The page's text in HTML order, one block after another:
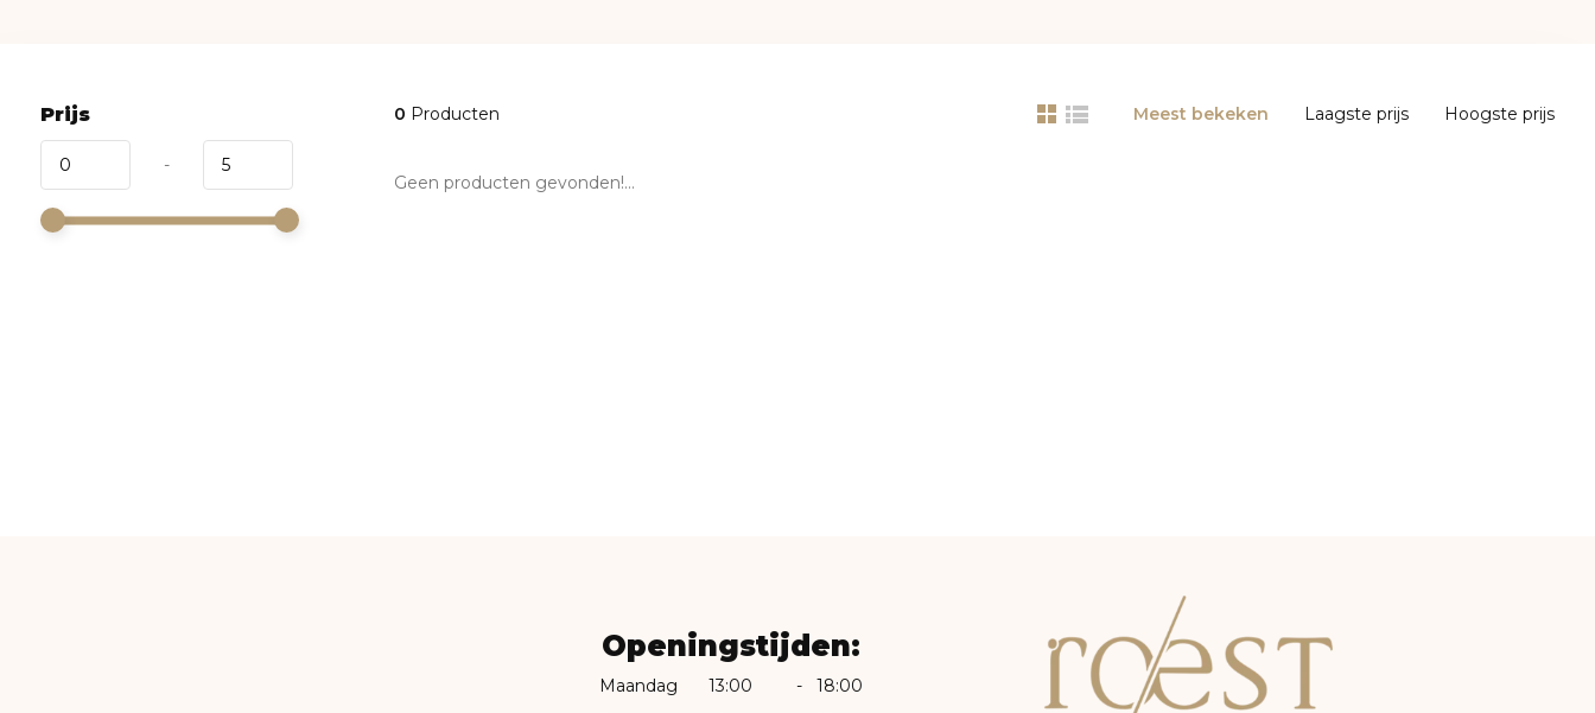
Prijs
-
0 Producten Meest bekeken Laagste prijs Hoogste prijs
Geen producten gevonden!...
Openingstijden:
Maandag 13:00 -
18:00